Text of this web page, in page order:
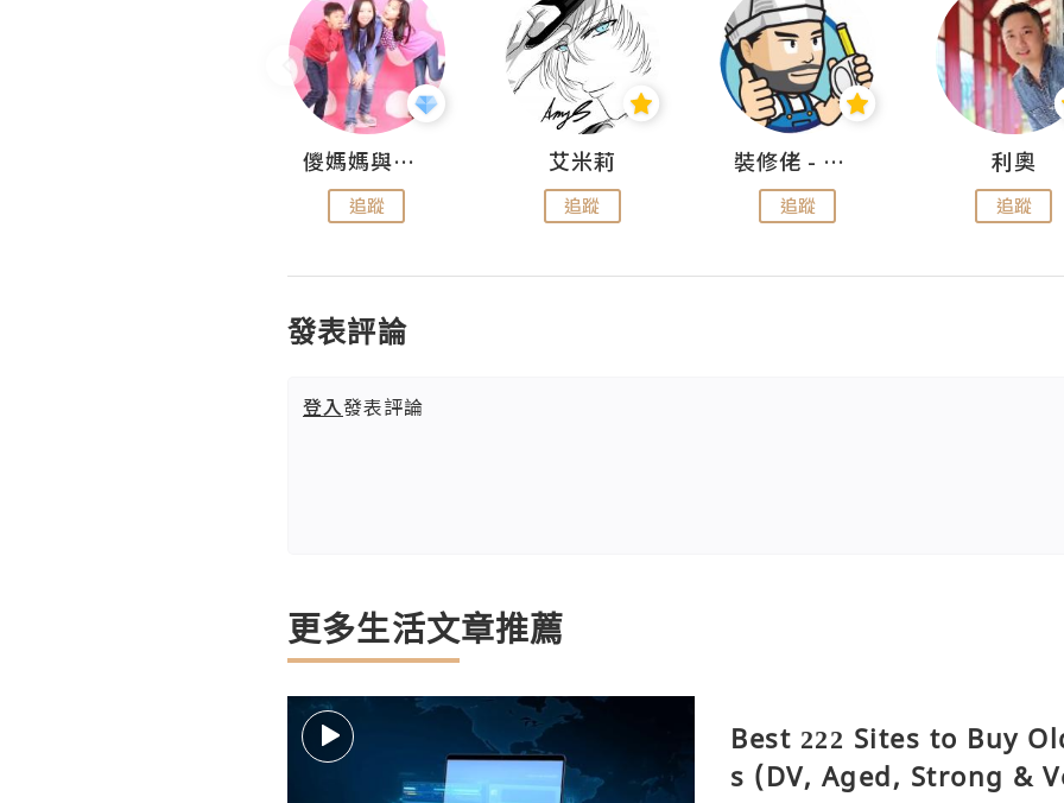
儍媽媽與兩隻小魔怪之家
追蹤
艾米莉
追蹤
裝修佬 - 香港一站式網上裝修平台
追蹤
利奧
追蹤
發表評論
登入發表評論
更多生活文章推薦
Best 222 Sites to Buy
s (DV, Aged, Strong &